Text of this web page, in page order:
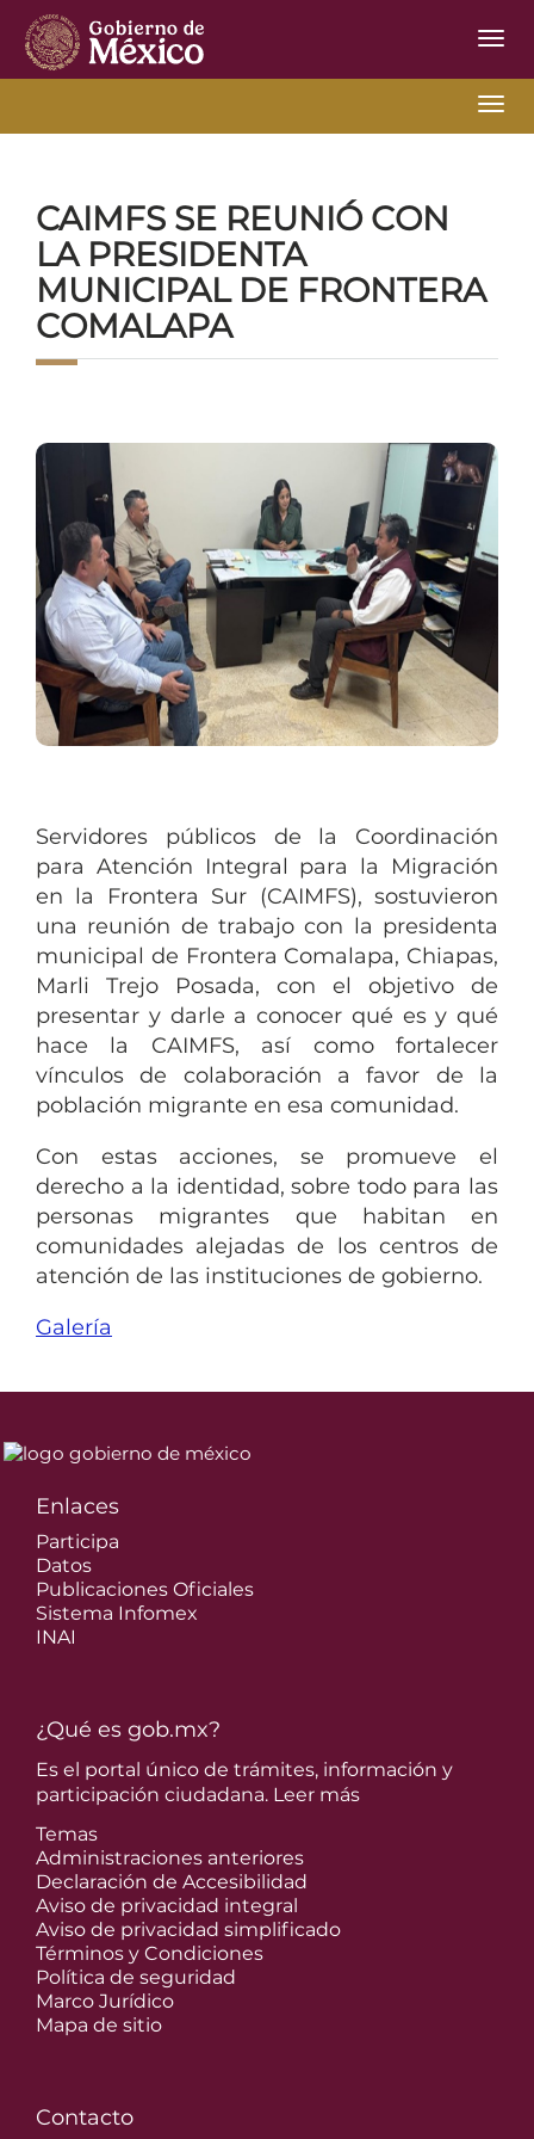
CAIMFS SE REUNIÓ CON
LA PRESIDENTA
MUNICIPAL DE FRONTERA
COMALAPA
Servidores públicos de la Coordinación
para Atención Integral para la Migración
en la Frontera Sur (CAIMFS), sostuvieron
una reunión de trabajo con la presidenta
municipal de Frontera Comalapa, Chiapas,
Marli Trejo Posada, con el objetivo de
presentar y darle a conocer qué es y qué
hace la CAIMFS, así como fortalecer
vínculos de colaboración a favor de la
población migrante en esa comunidad.
Con estas acciones, se promueve el
derecho a la identidad, sobre todo para las
personas migrantes que habitan en
comunidades alejadas de los centros de
atención de las instituciones de gobierno.
Galería
Enlaces
Participa
Datos
Publicaciones Oficiales
Sistema Infomex
INAI
¿Qué es gob.mx?
Es el portal único de trámites, información y
participación ciudadana. Leer más
Temas
Administraciones anteriores
Declaración de Accesibilidad
Aviso de privacidad integral
Aviso de privacidad simplificado
Términos y Condiciones
Política de seguridad
Marco Jurídico
Mapa de sitio
Contacto